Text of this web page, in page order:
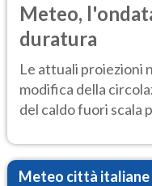
Meteo,
duratura
Le attuali proiezioni
modifica della
del caldo fuori scala
Meteo città italiane